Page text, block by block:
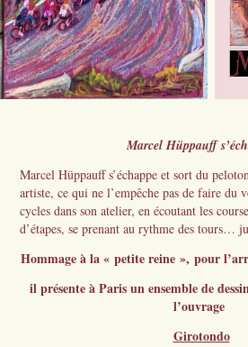
Marcel Hüppauff
Marcel Hüppauff s’échappe et sort du
artiste, ce qui ne l’empêche pas de faire du
cycles dans son atelier, en écoutant les
d’étapes, se prenant au rythme des tours…
Hommage à la « petite reine », pour
il présente à Paris un ensemble de
l’ouvrage
Girotondo